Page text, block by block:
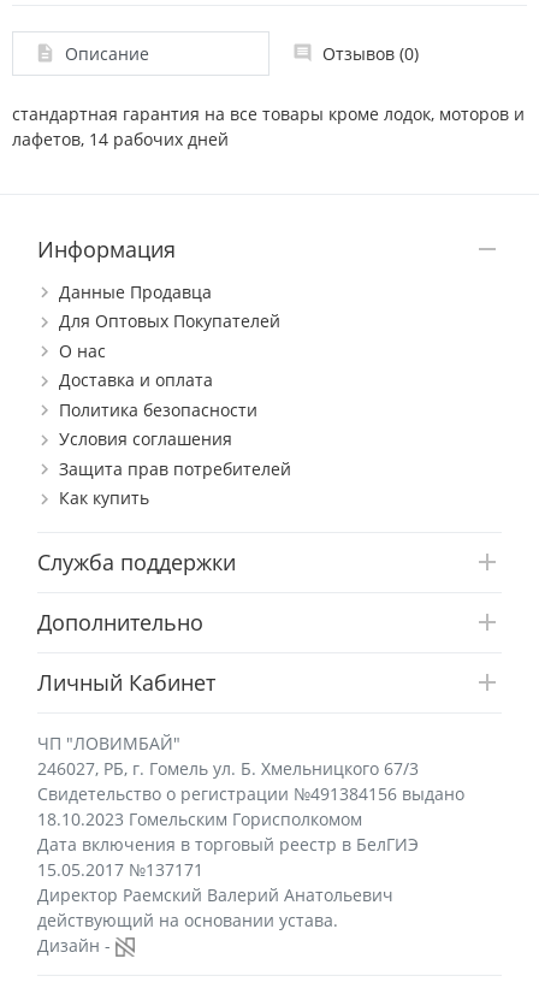
Описание Отзывов (0)
стандартная гарантия на все товары кроме лодок, моторов и
лафетов, 14 рабочих дней
Информация
Данные Продавца
Для Оптовых Покупателей
О нас
Доставка и оплата
Политика безопасности
Условия соглашения
Защита прав потребителей
Как купить
Служба поддержки
Дополнительно
Личный Кабинет
ЧП "ЛОВИМБАЙ"
246027, РБ, г. Гомель ул. Б. Хмельницкого 67/3
Свидетельство о регистрации №491384156 выдано
18.10.2023 Гомельским Горисполкомом
Дата включения в торговый реестр в БелГИЭ
15.05.2017 №137171
Директор Раемский Валерий Анатольевич
действующий на основании устава.
Дизайн -